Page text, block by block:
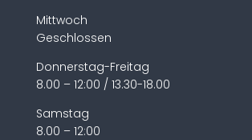
Mittwoch
Geschlossen
Donnerstag-Freitag
8.00 – 12:00 / 13.30-18.00
Samstag
8.00 – 12:00